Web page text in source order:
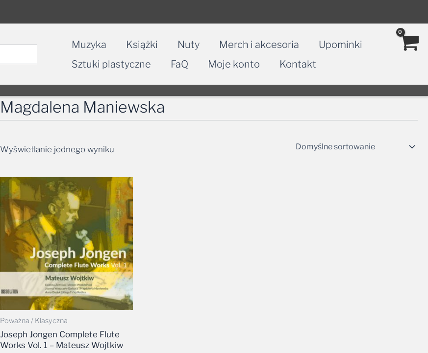
Muzyka Książki Nuty Merch i akcesoria
Upominki
Sztuki plastyczne
FaQ Moje konto Kontakt
Magdalena Maniewska
Wyświetlanie jednego wyniku
Poważna / Klasyczna
Joseph Jongen Complete Flute
Works Vol. 1 – Mateusz Wojtkiw